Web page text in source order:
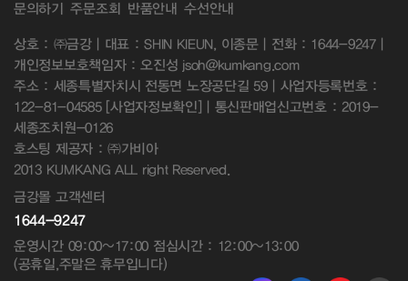
문의하기 주문조회 반품안내 수선안내
상호 : ㈜금강 | 대표 : SHIN KIEUN, 이종문 | 전화 : 1644-9247 |
개인정보보호책임자 : 오진성 jsoh@kumkang.com
주소 : 세종특별자치시 전동면 노장공단길 59 | 사업자등록번호 :
122-81-04585 [사업자정보확인] | 통신판매업신고번호 : 2019-
세종조치원-0126
호스팅 제공자 : ㈜가비아
2013 KUMKANG ALL right Reserved.
금강몰 고객센터
1644-9247
운영시간 09:00~17:00 점심시간 : 12:00~13:00
(공휴일,주말은 휴무입니다)